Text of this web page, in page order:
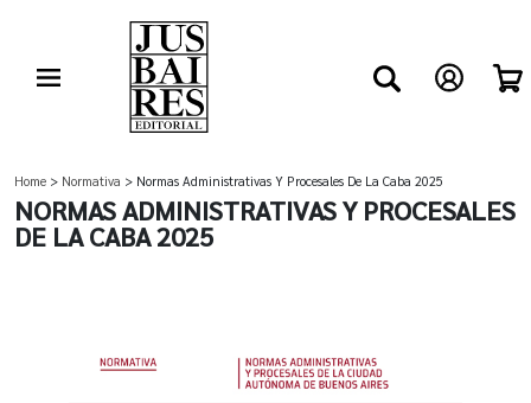
Home > Normativa > Normas Administrativas Y Procesales De La Caba 2025
NORMAS ADMINISTRATIVAS Y PROCESALES
DE LA CABA 2025